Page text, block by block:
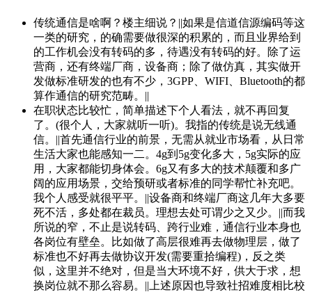
传统通信是啥啊？楼主细说？||如果是信道信源编码等这
一类的研究，的确需要做很深的积累的，而且业界给到
的工作机会没有转码的多，待遇没有转码的好。除了运
营商，还有终端厂商，设备商；除了做仿真，其实做开
发做标准研发的也有不少，3GPP、WIFI、Bluetooth的都
算作通信的研究范畴。||
在职状态比较忙，简单描述下个人看法，就不再回复
了。(很个人，大家就听一听)。我指的传统是说无线通
信。||首先通信行业的前景，无需从就业市场看，从日常
生活大家也能感知一二。4g到5g变化多大，5g实际的应
用，大家都能切身体会。6g又有多大的技术颠覆和多广
阔的应用场景，交给预研或者标准的同学帮忙补充吧。
我个人感受就很平平。||设备商和终端厂商这几年大多要
死不活，多处都在裁员。理想去处可谓少之又少。||而我
所说的窄，不止是说转码、跨行业难，通信行业本身也
各岗位有壁垒。比如做了高层很难再去做物理层，做了
标准也不好再去做协议开发(需要重拾编程)，反之类
似，这里并不绝对，但是当大环境不好，供大于求，想
换岗位就不那么容易。||上述原因也导致社招难度相比校